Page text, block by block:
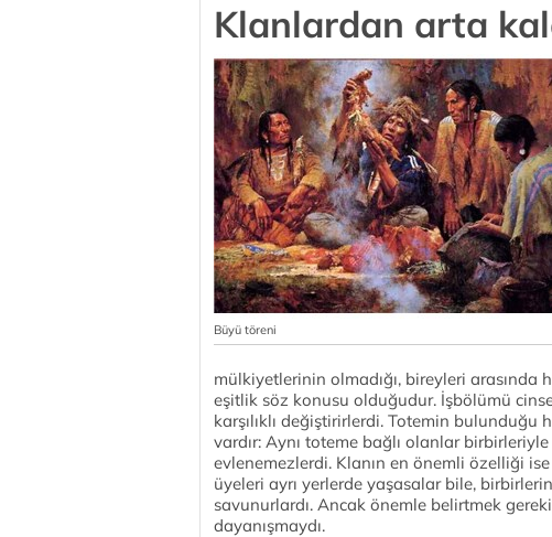
Klanlardan arta
Büyü töreni
mülkiyetlerinin olmadığı, bireyleri arasında
eşitlik söz konusu olduğudur. İşbölümü
karşılıklı değiştirirlerdi. Totemin bulunduğu
vardır: Aynı toteme bağlı olanlar
evlenemezlerdi. Klanın en önemli özelliği
üyeleri ayrı yerlerde yaşasalar bile,
savunurlardı. Ancak önemle belirtmek
dayanışmaydı.